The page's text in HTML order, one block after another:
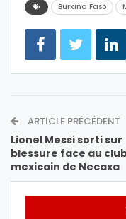
Burkina Faso
ARTICLE PRÉCÉDENT
Lionel Messi sorti sur
blessure face au
mexicain de Necaxa